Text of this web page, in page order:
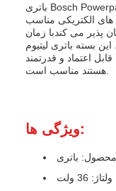
باتری Bosch Powerpack 400 یک باتری لیتیوم ebike است که
های الکتریکی مناسب
را امکان پذیر می کندبا زمان
تنها 3.4 کیلوگرم، این بسته باتری لیتیوم
اعتماد و قدرتمند
ویژگی ها:
ولتاژ: 36 ولت